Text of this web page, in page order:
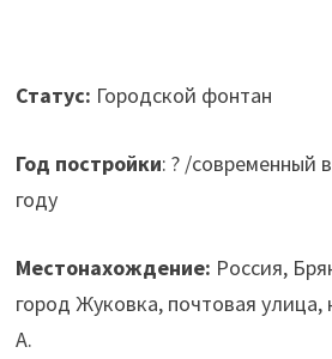
Статус: Городской фонтан
Год постройки: ? /современный
году
Местонахождение: Россия,
город Жуковка, почтовая улица,
А.